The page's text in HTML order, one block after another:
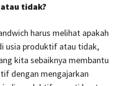
tidak?
harus melihat apakah
usia produktif atau tidak,
kita sebaiknya membantu
dengan mengajarkan